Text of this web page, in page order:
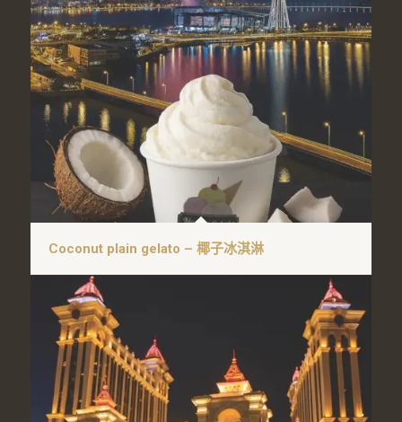
Coconut plain gelato – 椰子冰淇淋